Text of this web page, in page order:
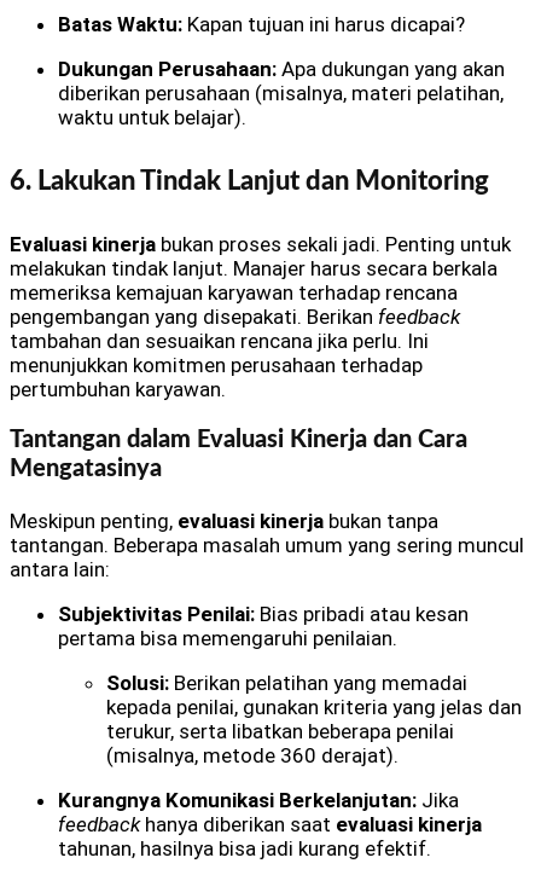
Batas Waktu: Kapan tujuan ini harus dicapai?
Dukungan Perusahaan: Apa dukungan yang akan
diberikan perusahaan (misalnya, materi pelatihan,
waktu untuk belajar).
6. Lakukan Tindak Lanjut dan Monitoring
Evaluasi kinerja bukan proses sekali jadi. Penting untuk
melakukan tindak lanjut. Manajer harus secara berkala
memeriksa kemajuan karyawan terhadap rencana
pengembangan yang disepakati. Berikan feedback
tambahan dan sesuaikan rencana jika perlu. Ini
menunjukkan komitmen perusahaan terhadap
pertumbuhan karyawan.
Tantangan dalam Evaluasi Kinerja dan Cara
Mengatasinya
Meskipun penting, evaluasi kinerja bukan tanpa
tantangan. Beberapa masalah umum yang sering muncul
antara lain:
Subjektivitas Penilai: Bias pribadi atau kesan
pertama bisa memengaruhi penilaian.
Solusi: Berikan pelatihan yang memadai
kepada penilai, gunakan kriteria yang jelas dan
terukur, serta libatkan beberapa penilai
(misalnya, metode 360 derajat).
Kurangnya Komunikasi Berkelanjutan: Jika
feedbackhanya diberikan saat evaluasi kinerja
tahunan, hasilnya bisa jadi kurang efektif.